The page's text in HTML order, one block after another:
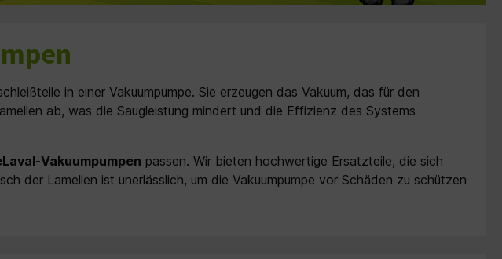
in einer Vakuumpumpe. Sie erzeugen das Vakuum, das für den
ab, was die Saugleistung mindert und die Effizienz des Systems
Vakuumpumpen passen. Wir bieten hochwertige Ersatzteile, die sich
der Lamellen ist unerlässlich, um die Vakuumpumpe vor Schäden zu schützen